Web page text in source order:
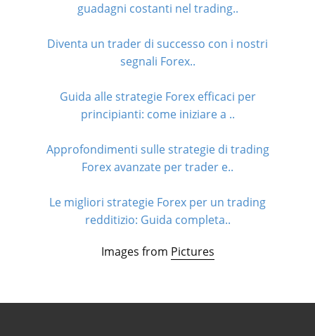
guadagni costanti nel trading..
Diventa un trader di successo con i nostri
segnali Forex..
Guida alle strategie Forex efficaci per
principianti: come iniziare a ..
Approfondimenti sulle strategie di trading
Forex avanzate per trader e..
Le migliori strategie Forex per un trading
redditizio: Guida completa..
Images from Pictures